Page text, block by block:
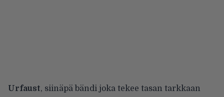
Urfaust, siinäpä bändi joka tekee tasan tarkkaan